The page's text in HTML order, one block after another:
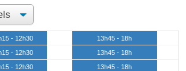
- 12h30
13h45 - 18h
- 12h30
13h45 - 18h
- 12h30
13h45 - 18h